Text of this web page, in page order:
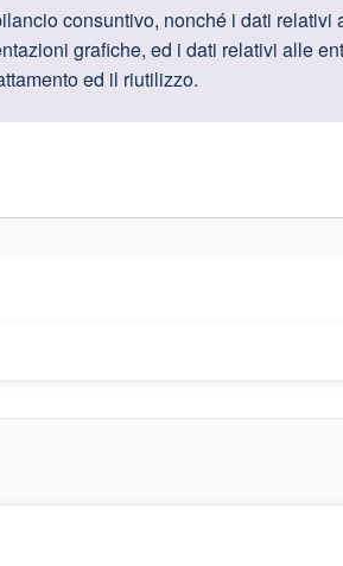
consuntivo, nonché i dati
grafiche, ed i dati relativi alle
ed il riutilizzo.